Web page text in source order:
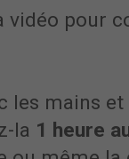
vidéo pour
les mains
la 1 heure